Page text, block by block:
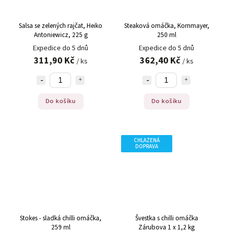
Salsa se zelených rajčat, Heiko
Antoniewicz, 225 g
Expedice do 5 dnů
311,90 Kč / ks
Do košíku
Steaková omáčka, Kornmayer,
250 ml
Expedice do 5 dnů
362,40 Kč / ks
Do košíku
Stokes - sladká chilli omáčka,
259 ml
CHLAZENÁ
DOPRAVA
Švestka s chilli omáčka
Zárubova 1 x 1,2 kg